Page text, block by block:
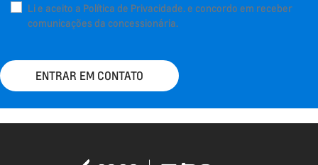
Li e aceito a Política de Privacidade.e concordo em receber
comunicações da concessionária.
ENTRAR EM CONTATO